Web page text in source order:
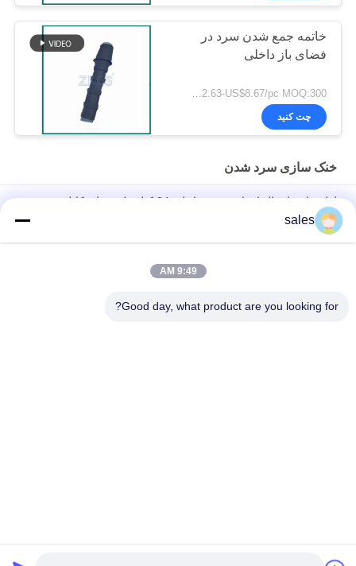
خاتمه جمع شدن سرد در
فضای باز داخلی
US$2.63-US$8.67/pc MOQ:300 عدد
چت کنید
خنک سازی سرد شدن
لوله عایق اتصال انقباض سرد داخلی 24 کیلو ولت برای کابل برق
فشار ضعیف
گسترش بدون درز خود تمیز کردن پایان سرد انقباض
ختم جمع شدن سرد: سس مخفی برای اتصالات کابلی ایمن و قابل
sales
9:49 AM
Good day, what product are you looking for?